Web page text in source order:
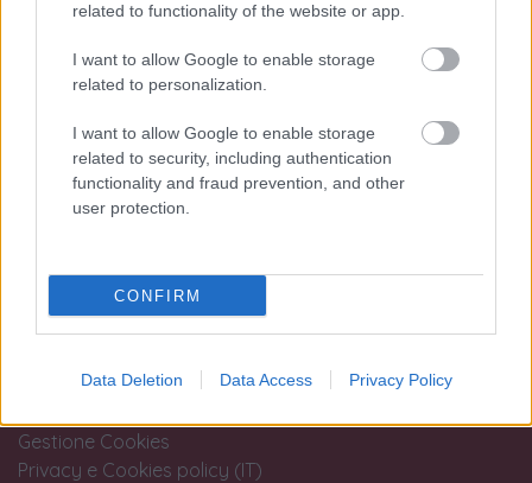
related to functionality of the website or app.
I want to allow Google to enable storage
related to personalization.
I want to allow Google to enable storage
related to security, including authentication
functionality and fraud prevention, and other
user protection.
CONFIRM
Data Deletion Data Access Privacy Policy
Si avvisa la clientela che dopo le 19:00 non si potranno eseguire
interventi in laboratorio o operazioni di perizia e stima.
Le nostre sedi:
Palermo - Via R. Settimo 56 - 091581863
Trapani - Via G.B. Fardella 107 - 0923362658
Informazioni
Termini e condizioni d'uso
Trattamento fiscale della compravendita di oro da
investimento
Resi e recessi
Gestione Cookies
Privacy e Cookies policy (IT)